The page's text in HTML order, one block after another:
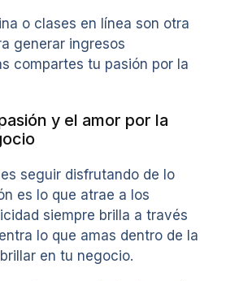
o clases en línea son otra
generar ingresos
compartes tu pasión por la
y el amor por la
seguir disfrutando de lo
es lo que atrae a los
siempre brilla a través
lo que amas dentro de la
en tu negocio.